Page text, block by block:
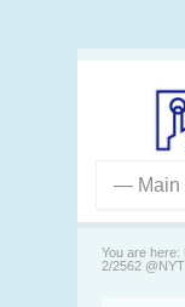
You are here:
2/2562 @NYT